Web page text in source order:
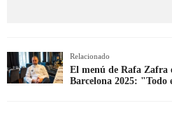
Relacionado
El menú de Rafa Zafra
Barcelona 2025: "Todo